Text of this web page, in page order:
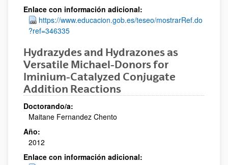
Enlace con información adicional:
https://www.educacion.gob.es/teseo/mostrarRef.do
?ref=346335
Hydrazydes and Hydrazones as
Versatile Michael-Donors for
Iminium-Catalyzed Conjugate
Addition Reactions
Doctorando/a:
Maitane Fernandez Chento
Año:
2012
Enlace con información adicional: